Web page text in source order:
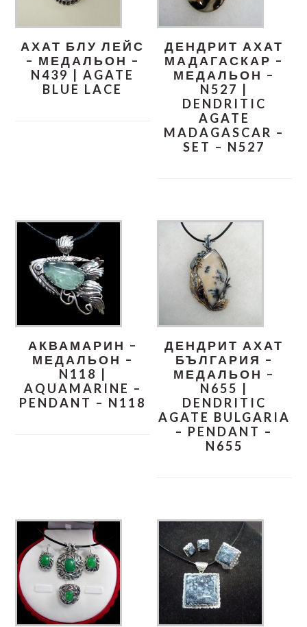
АХАТ БЛУ ЛЕЙС
– МЕДАЛЬОН –
N439 | AGATE
BLUE LACE
ДЕНДРИТ АХАТ
МАДАГАСКАР –
МЕДАЛЬОН –
N527 |
DENDRITIC
AGATE
MADAGASCAR –
SET – N527
АКВАМАРИН –
МЕДАЛЬОН –
N118 |
AQUAMARINE –
PENDANT – N118
ДЕНДРИТ АХАТ
БЪЛГАРИЯ –
МЕДАЛЬОН –
N655 |
DENDRITIC
AGATE BULGARIA
– PENDANT –
N655